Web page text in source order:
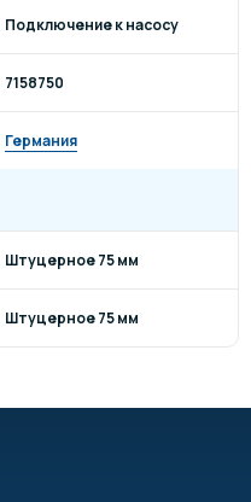
Подключение к насосу
7158750
Германия
Штуцерное 75 мм
Штуцерное 75 мм